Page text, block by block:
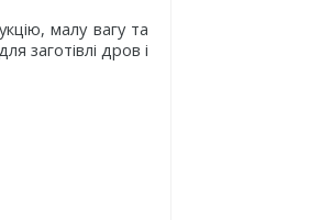
малу вагу та
заготівлі дров і